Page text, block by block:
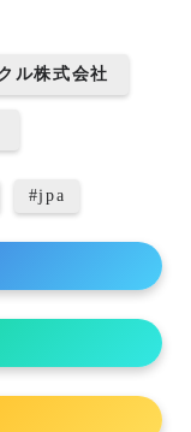
ル株式会社
#jpa